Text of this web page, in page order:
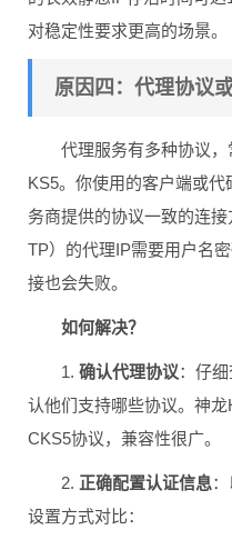
对稳定性要求更高的场景。
原因四：代理协议
代理服务有多种协议
KS5。你使用的客户端或
务商提供的协议一致的连
TP）的代理IP需要用户名
接也会失败。
如何解决？
1. 确认代理协议：仔
认他们支持哪些协议。神
CKS5协议，兼容性很广。
2. 正确配置认证信息
设置方式对比：